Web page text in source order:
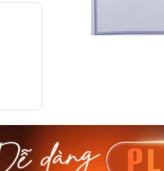
Casio Nam MTS-
RS100L-1AVDF
4.276.000₫
3.634.600₫
Casio
230EL-